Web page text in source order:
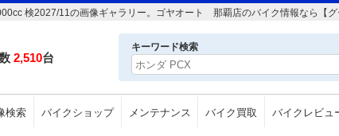
検2027/11の画像ギャラリー。ゴヤオート 那覇店のバイク情報なら【グ
2,510台
キーワード検索
検索 バイクショップ メンテナンス バイク買取 バイクレビュ